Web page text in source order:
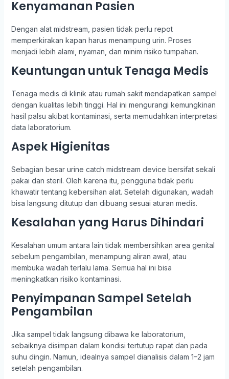
Kenyamanan Pasien
Dengan alat midstream, pasien tidak perlu repot
memperkirakan kapan harus menampung urin. Proses
menjadi lebih alami, nyaman, dan minim risiko tumpahan.
Keuntungan untuk Tenaga Medis
Tenaga medis di klinik atau rumah sakit mendapatkan sampel
dengan kualitas lebih tinggi. Hal ini mengurangi kemungkinan
hasil palsu akibat kontaminasi, serta memudahkan interpretasi
data laboratorium.
Aspek Higienitas
Sebagian besar urine catch midstream device bersifat sekali
pakai dan steril. Oleh karena itu, pengguna tidak perlu
khawatir tentang kebersihan alat. Setelah digunakan, wadah
bisa langsung ditutup dan dibuang sesuai aturan medis.
Kesalahan yang Harus Dihindari
Kesalahan umum antara lain tidak membersihkan area genital
sebelum pengambilan, menampung aliran awal, atau
membuka wadah terlalu lama. Semua hal ini bisa
meningkatkan risiko kontaminasi.
Penyimpanan Sampel Setelah
Pengambilan
Jika sampel tidak langsung dibawa ke laboratorium,
sebaiknya disimpan dalam kondisi tertutup rapat dan pada
suhu dingin. Namun, idealnya sampel dianalisis dalam 1–2 jam
setelah pengambilan.